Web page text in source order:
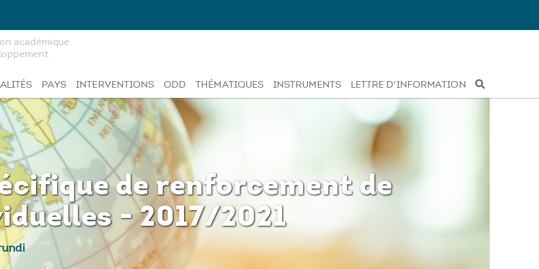
académique
PAYS INTERVENTIONS ODD THÉMATIQUES INSTRUMENTS LETTRE D'INFORMATION
de renforcement de
- 2017/2021